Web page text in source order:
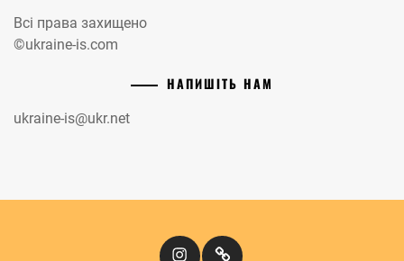
Всі права захищено
©ukraine-is.com
НАПИШІТЬ НАМ
ukraine-is@ukr.net
InstagramКіномандри